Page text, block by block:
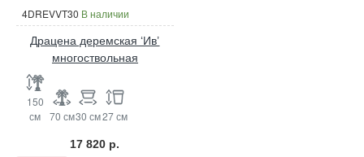
4DREVVT30 В наличии
Драцена деремская ‘Ив’
многоствольная
150
см
70 см30 см27 см
17 820 р.